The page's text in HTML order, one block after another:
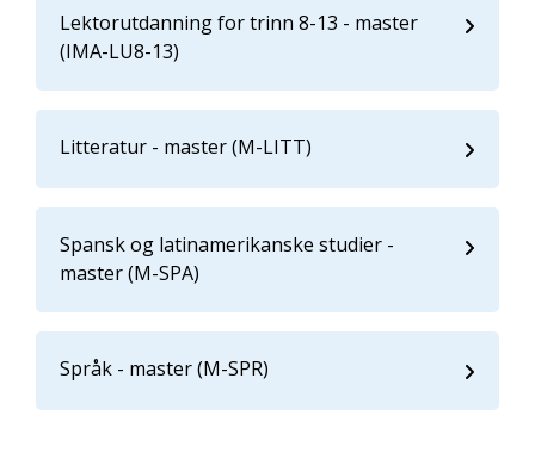
Lektorutdanning for trinn 8-13 - master
(IMA-LU8-13)
Litteratur - master (M-LITT)
Spansk og latinamerikanske studier -
master (M-SPA)
Språk - master (M-SPR)